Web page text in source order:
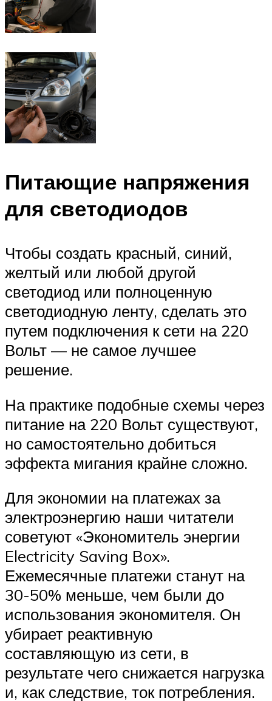
Питающие напряжения
для светодиодов
Чтобы создать красный, синий,
желтый или любой другой
светодиод или полноценную
светодиодную ленту, сделать это
путем подключения к сети на 220
Вольт — не самое лучшее
решение.
На практике подобные схемы через
питание на 220 Вольт существуют,
но самостоятельно добиться
эффекта мигания крайне сложно.
Для экономии на платежах за
электроэнергию наши читатели
советуют «Экономитель энергии
Electricity Saving Box».
Ежемесячные платежи станут на
30-50% меньше, чем были до
использования экономителя. Он
убирает реактивную
составляющую из сети, в
результате чего снижается нагрузка
и, как следствие, ток потребления.